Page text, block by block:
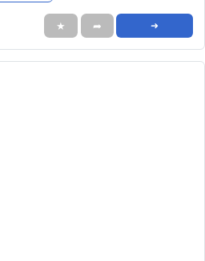
★ ➦ ➜